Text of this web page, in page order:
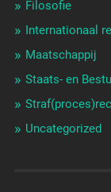
Filosofie
Internationaal
Maatschappij
Staats- en
Uncategorized